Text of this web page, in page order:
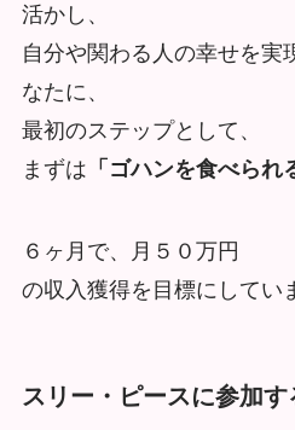
活かし、
自分や関わる人の幸せを実
なたに、
最初のステップとして、
まずは 「ゴハンを食べられ
６ヶ月で、月５０万円
の収入獲得を目標にしてい
スリー・ピースに参加す